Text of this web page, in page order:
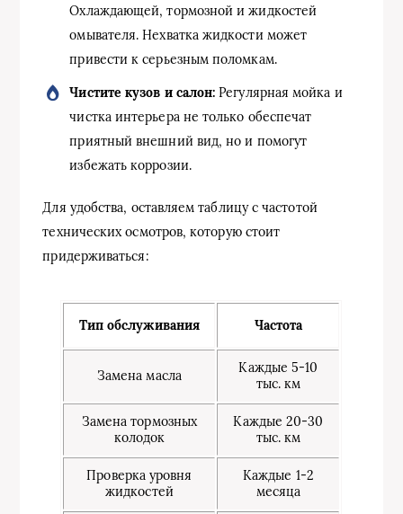
Охлаждающей, тормозной и жидкостей
омывателя. Нехватка жидкости может
привести к серьезным поломкам.
Чистите кузов и салон: Регулярная мойка и
чистка интерьера не только обеспечат
приятный внешний вид, но и помогут
избежать коррозии.
Для удобства, оставляем таблицу с частотой
технических осмотров, которую стоит
придерживаться:
Тип обслуживания Частота
Замена масла
Каждые 5-10
тыс. км
Замена тормозных
колодок
Каждые 20-30
тыс. км
Проверка уровня
жидкостей
Каждые 1-2
месяца